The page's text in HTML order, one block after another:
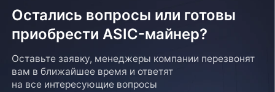
Остались вопросы или готовы
приобрести ASIC-майнер?
Оставьте заявку, менеджеры компании перезвонят
вам в ближайшее время и ответят
на все интересующие вопросы